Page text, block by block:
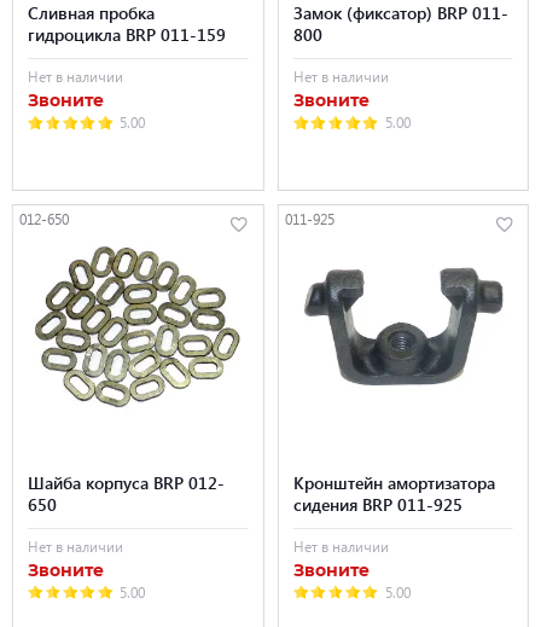
Сливная пробка
гидроцикла BRP 011-159
Нет в наличии
Звоните
5.00
Замок (фиксатор) BRP 011-
800
Нет в наличии
Звоните
5.00
012-650
Шайба корпуса BRP 012-
650
Нет в наличии
Звоните
5.00
011-925
Кронштейн амортизатора
сидения BRP 011-925
Нет в наличии
Звоните
5.00